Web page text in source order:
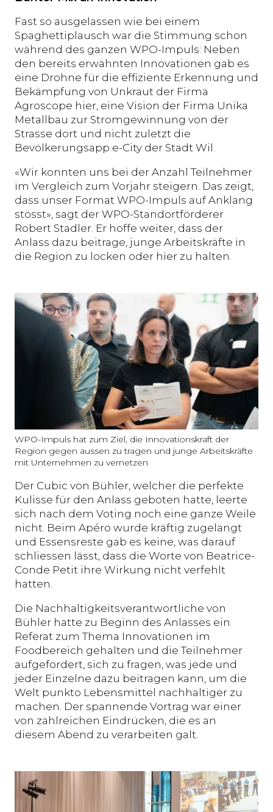
Fast so ausgelassen wie bei einem
Spaghettiplausch war die Stimmung schon
während des ganzen WPO-Impuls: Neben
den bereits erwähnten Innovationen gab es
eine Drohne für die effiziente Erkennung und
Bekämpfung von Unkraut der Firma
Agroscope hier, eine Vision der Firma Unika
Metallbau zur Stromgewinnung von der
Strasse dort und nicht zuletzt die
Bevölkerungsapp e-City der Stadt Wil.
«Wir konnten uns bei der Anzahl Teilnehmer
im Vergleich zum Vorjahr steigern. Das zeigt,
dass unser Format WPO-Impuls auf Anklang
stösst», sagt der WPO-Standortförderer
Robert Stadler. Er hoffe weiter, dass der
Anlass dazu beitrage, junge Arbeitskräfte in
die Region zu locken oder hier zu halten.
WPO-Impuls hat zum Ziel, die Innovationskraft der
Region gegen aussen zu tragen und junge Arbeitskräfte
mit Unternehmen zu vernetzen
Der Cubic von Bühler, welcher die perfekte
Kulisse für den Anlass geboten hatte, leerte
sich nach dem Voting noch eine ganze Weile
nicht. Beim Apéro wurde kräftig zugelangt
und Essensreste gab es keine, was darauf
schliessen lässt, dass die Worte von Beatrice-
Conde Petit ihre Wirkung nicht verfehlt
hatten.
Die Nachhaltigkeitsverantwortliche von
Bühler hatte zu Beginn des Anlasses ein
Referat zum Thema Innovationen im
Foodbereich gehalten und die Teilnehmer
aufgefordert, sich zu fragen, was jede und
jeder Einzelne dazu beitragen kann, um die
Welt punkto Lebensmittel nachhaltiger zu
machen. Der spannende Vortrag war einer
von zahlreichen Eindrücken, die es an
diesem Abend zu verarbeiten galt.